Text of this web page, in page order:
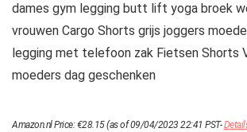
dames gym legging butt lift yoga broek
vrouwen Cargo Shorts grijs joggers
legging met telefoon zak Fietsen Shorts
moeders dag geschenken
Amazon.nl Price:€28.15(as of 09/04/2023 22:41 PST-